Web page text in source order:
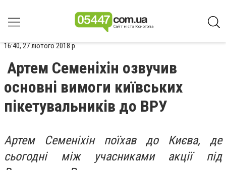
16:40, 27 лютого 2018 р.
Артем Семеніхін озвучив
основні вимоги київських
пікетувальників до ВРУ
Артем Семеніхін поїхав до Києва, де
сьогодні між учасниками акції під